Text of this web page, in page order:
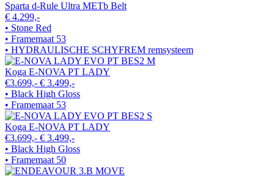
Sparta d-Rule Ultra METb Belt
€ 4.299,-
• Stone Red
• Framemaat 53
• HYDRAULISCHE SCHYFREM remsysteem
Koga E-NOVA PT LADY
€3.699,- € 3.499,-
• Black High Gloss
• Framemaat 53
Koga E-NOVA PT LADY
€3.699,- € 3.499,-
• Black High Gloss
• Framemaat 50